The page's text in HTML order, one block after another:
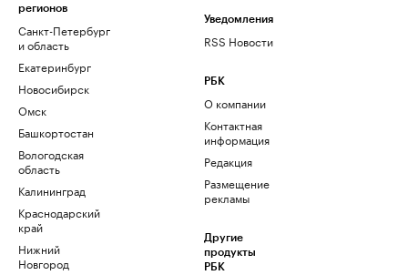
регионов
Санкт-Петербург
и область
Екатеринбург
Новосибирск
Омск
Башкортостан
Вологодская
область
Калининград
Краснодарский
край
Нижний
Новгород
Уведомления
RSS Новости
РБК
О компании
Контактная
информация
Редакция
Размещение
рекламы
Другие
продукты
РБК